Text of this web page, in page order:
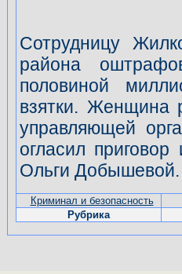
Сотрудницу
района
половиной
взятки. Женщина
управляющей
огласил
Ольги Добышевой.
Криминал и безопасность
Рубрика